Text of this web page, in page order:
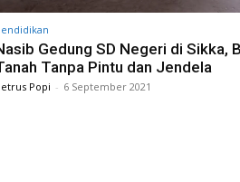
Gedung SD Negeri di Sikka,
Tanpa Pintu dan Jendela
Popi - 6 September 2021